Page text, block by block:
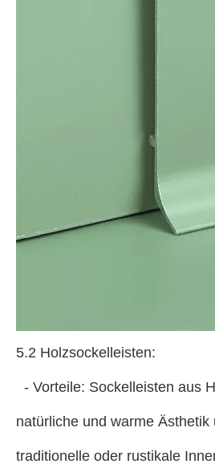
5.2 Holzsockelleisten:
- Vorteile: Sockelleisten aus
natürliche und warme
traditionelle oder rustikale